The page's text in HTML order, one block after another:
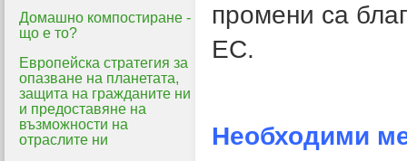
Домашно компостиране -
що е то?
Eвропейска стратегия за
опазване на планетата,
защита на гражданите ни
и предоставяне на
възможности на
отраслите ни
промени са
ЕС.
Необходими